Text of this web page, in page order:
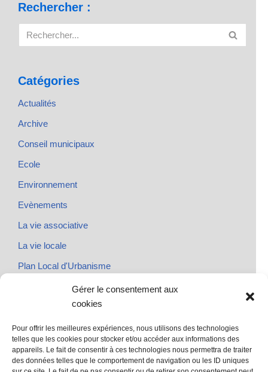
Gérer le consentement aux
cookies
Pour offrir les meilleures expériences, nous utilisons des technologies
telles que les cookies pour stocker et/ou accéder aux informations des
appareils. Le fait de consentir à ces technologies nous permettra de traiter
des données telles que le comportement de navigation ou les ID uniques
Rechercher :
Catégories
Actualités
Archive
Conseil municipaux
Ecole
Environnement
Evènements
La vie associative
La vie locale
Plan Local d'Urbanisme
@ Sainte Marie des Champs